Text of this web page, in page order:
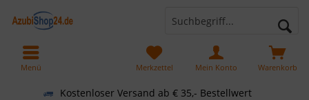
Kostenloser Versand ab € 35,- Bestellwert
Warenkorb
Merkzettel Mein Konto
Menü